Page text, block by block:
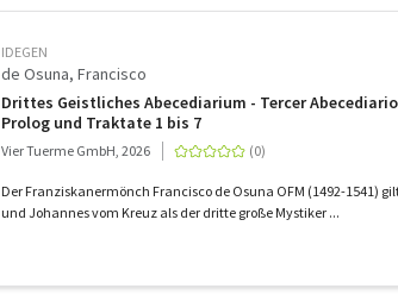
IDEGEN
de Osuna, Francisco
Drittes Geistliches Abecediarium - Tercer
Prolog und Traktate 1 bis 7
Vier Tuerme GmbH, 2026
Der Franziskanermönch Francisco de Osuna OFM (1492-1541)
und Johannes vom Kreuz als der dritte große Mystiker ...